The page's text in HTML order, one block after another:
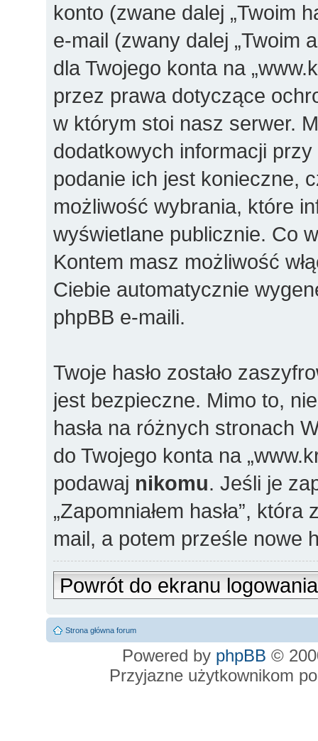
konto (zwane dalej „Twoim
e-mail (zwany dalej „Twoim
dla Twojego konta na
przez prawa dotyczące
w którym stoi nasz serwer.
dodatkowych informacji
podanie ich jest konieczne,
możliwość wybrania, które
wyświetlane publicznie. Co
Kontem masz możliwość
Ciebie automatycznie
phpBB e-maili.
Twoje hasło zostało
jest bezpieczne. Mimo to,
hasła na różnych stronach
do Twojego konta na
podawaj nikomu. Jeśli je
„Zapomniałem hasła”,
mail, a potem prześle nowe
Powrót do ekranu logowania
Strona główna forum
Powered by phpBB ©
Przyjazne użytkownikom